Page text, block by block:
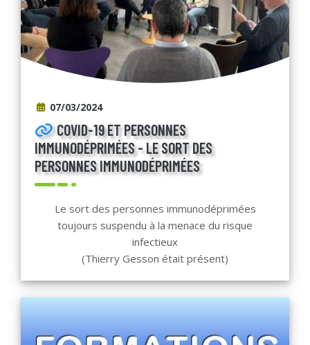
07/03/2024
COVID-19 ET PERSONNES
IMMUNODÉPRIMÉES - LE SORT DES
PERSONNES IMMUNODÉPRIMÉES
Le sort des personnes immunodéprimées
toujours suspendu à la menace du risque
infectieux
(Thierry Gesson était présent)